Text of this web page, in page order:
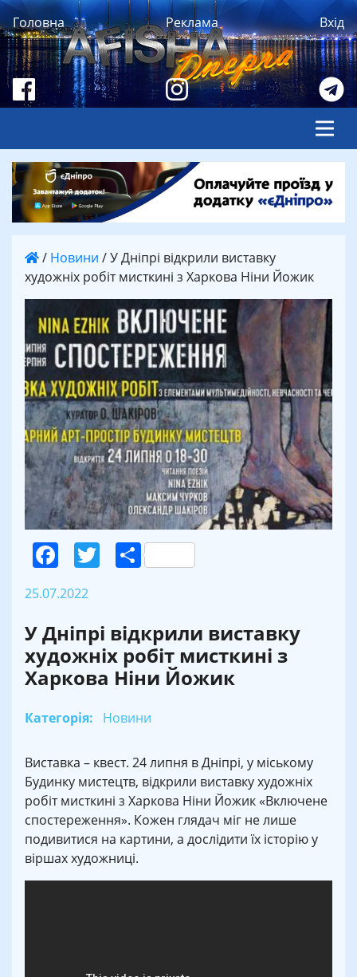
Головна Реклама Вхід
/ Новини /У Дніпрі відкрили виставку
художніх робіт мисткині з Харкова Ніни Йожик
Facebook
Twitter
Поділитися
25.07.2022
У Дніпрі відкрили виставку
художніх робіт мисткині з
Харкова Ніни Йожик
Категорія: Новини
Виставка – квест. 24 липня в Дніпрі, у міському
Будинку мистецтв, відкрили виставку художніх
робіт мисткині з Харкова Ніни Йожик «Включене
спостереження». Кожен глядач міг не лише
подивитися на картини, а дослідити їх історію у
віршах художниці.